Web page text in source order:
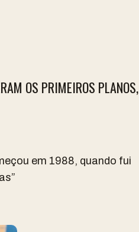
OS PRIMEIROS PLANOS,
em 1988, quando fui